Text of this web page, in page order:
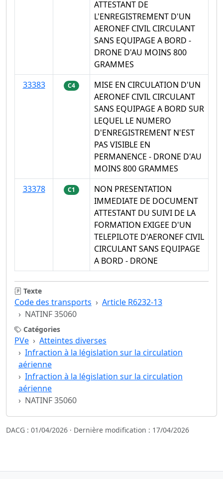
ATTESTANT DE
L'ENREGISTREMENT D'UN
AERONEF CIVIL CIRCULANT
SANS EQUIPAGE A BORD -
DRONE D'AU MOINS 800
GRAMMES
33383
C4
MISE EN CIRCULATION D'UN
AERONEF CIVIL CIRCULANT
SANS EQUIPAGE A BORD SUR
LEQUEL LE NUMERO
D'ENREGISTREMENT N'EST
PAS VISIBLE EN
PERMANENCE - DRONE D'AU
MOINS 800 GRAMMES
33378
C1
NON PRESENTATION
IMMEDIATE DE DOCUMENT
ATTESTANT DU SUIVI DE LA
FORMATION EXIGEE D'UN
TELEPILOTE D'AERONEF CIVIL
CIRCULANT SANS EQUIPAGE
A BORD - DRONE
Texte
Code des transports
Article R6232-13
NATINF 35060
Catégories
PVe
Atteintes diverses
Infraction à la législation sur la circulation
aérienne
Infraction à la législation sur la circulation
aérienne
NATINF 35060
DACG : 01/04/2026 · Dernière modification : 17/04/2026